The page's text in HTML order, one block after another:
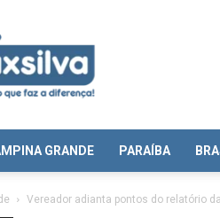
GRANDE PARAÍBA
Vereador adianta pontos do relatório